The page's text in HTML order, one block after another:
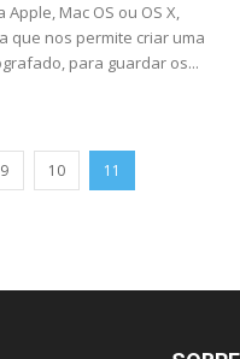
Mac OS ou OS X,
que nos permite criar uma
para guardar os...
9 10 11